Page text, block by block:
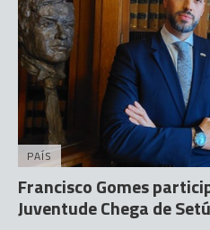
PAÍS
Francisco Gomes
Juventude Chega de